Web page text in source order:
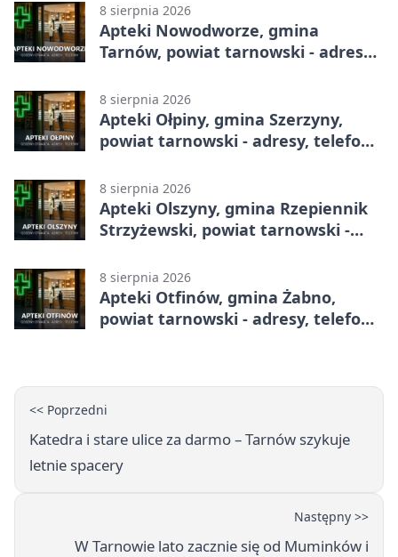
8 sierpnia 2026
Apteki Nowodworze, gmina
Tarnów, powiat tarnowski - adresy,
8 sierpnia 2026
Apteki Ołpiny, gmina Szerzyny,
powiat tarnowski - adresy, telefony,
8 sierpnia 2026
Apteki Olszyny, gmina Rzepiennik
Strzyżewski, powiat tarnowski -
8 sierpnia 2026
Apteki Otfinów, gmina Żabno,
powiat tarnowski - adresy, telefony,
<< Poprzedni
Katedra i stare ulice za darmo – Tarnów szykuje
letnie spacery
Następny >>
W Tarnowie lato zacznie się od Muminków i